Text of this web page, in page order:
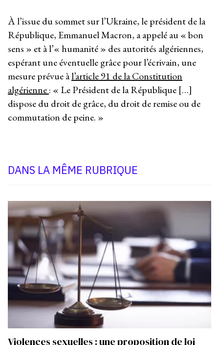
À l’issue du sommet sur l’Ukraine, le président de la
République, Emmanuel Macron, a appelé au « bon
sens » et à l’« humanité » des autorités algériennes,
espérant une éventuelle grâce pour l’écrivain, une
mesure prévue àl’article 91 de la Constitution
algérienne: « Le Président de la République […]
dispose du droit de grâce, du droit de remise ou de
commutation de peine. »
DANS LA MÊME RUBRIQUE
Violences sexuelles : une proposition de loi